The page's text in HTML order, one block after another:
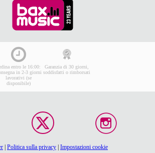
entro le 16:00:
in 2-3 giorni
lavorativi (se
disponibile)
Garanzia di 30 giorni,
soddisfatti o rimborsati
Politica sulla privacy Impostazioni cookie